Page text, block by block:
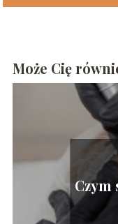
Może Cię
Czym